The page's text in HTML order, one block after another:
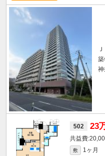
502 23
敷 1ヶ月